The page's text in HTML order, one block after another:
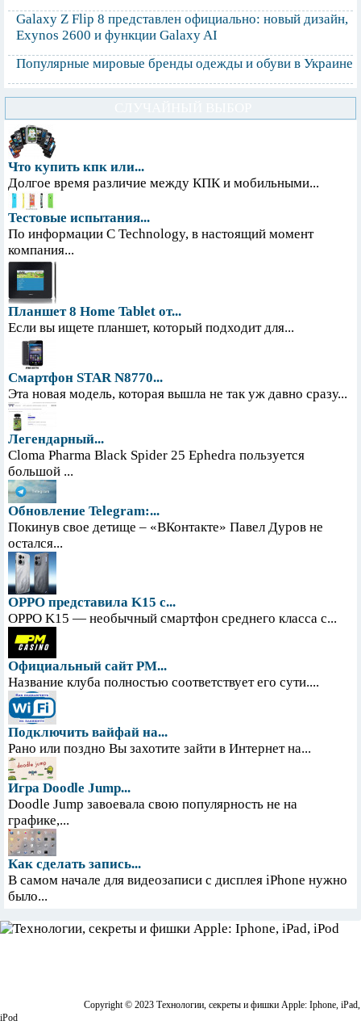
Galaxy Z Flip 8 представлен официально: новый дизайн,
Exynos 2600 и функции Galaxy AI
Популярные мировые бренды одежды и обуви в Украине
Что купить кпк или...
Долгое время различие между КПК и мобильными...
Тестовые испытания...
По информации С Technology, в настоящий момент
компания...
Планшет 8 Home Tablet от...
Если вы ищете планшет, который подходит для...
Смартфон STAR N8770...
Эта новая модель, которая вышла не так уж давно сразу...
Легендарный...
Cloma Pharma Black Spider 25 Ephedra пользуется
большой ...
Обновление Telegram:...
Покинув свое детище – «ВКонтакте» Павел Дуров не
остался...
OPPO представила K15 с...
OPPO K15 — необычный смартфон среднего класса с...
Официальный сайт PM...
Название клуба полностью соответствует его сути....
Подключить вайфай на...
Рано или поздно Вы захотите зайти в Интернет на...
Игра Doodle Jump...
Doodle Jump завоевала свою популярность не на
графике,...
Как сделать запись...
В самом начале для видеозаписи с дисплея iPhone нужно
было...
Copyright © 2023 Технологии, секреты и фишки Apple: Iphone, iPad,
iPod